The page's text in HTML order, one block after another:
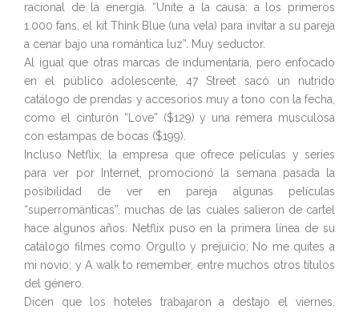
racional de la energía. “Unite a la causa: a los primeros
1.000 fans, el kit Think Blue (una vela) para invitar a su pareja
a cenar bajo una romántica luz”. Muy seductor.
Al igual que otras marcas de indumentaria, pero enfocado
en el público adolescente, 47 Street sacó un nutrido
catálogo de prendas y accesorios muy a tono con la fecha,
como el cinturón “Love” ($129) y una remera musculosa
con estampas de bocas ($199).
Incluso Netflix, la empresa que ofrece películas y series
para ver por Internet, promocionó la semana pasada la
posibilidad de ver en pareja algunas películas
“superrománticas”, muchas de las cuales salieron de cartel
hace algunos años. Netflix puso en la primera línea de su
catálogo filmes como Orgullo y prejuicio; No me quites a
mi novio; y A walk to remember, entre muchos otros títulos
del género.
Dicen que los hoteles trabajaron a destajo el viernes.